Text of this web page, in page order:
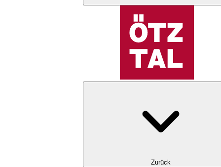
Zurück